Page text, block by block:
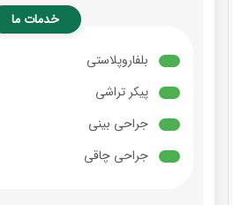
خدمات ما
بلفاروپلاستی
پیکر تراشی
جراحی بینی
جراحی چاقی